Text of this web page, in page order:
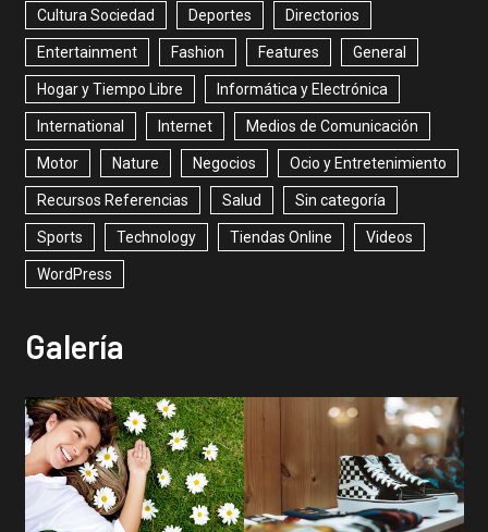
Cultura Sociedad Deportes Directorios
Entertainment Fashion Features General
Hogar y Tiempo Libre Informática y Electrónica
International Internet Medios de Comunicación
Motor Nature Negocios Ocio y Entretenimiento
Recursos Referencias Salud Sin categoría
Sports Technology Tiendas Online Videos
WordPress
Galería